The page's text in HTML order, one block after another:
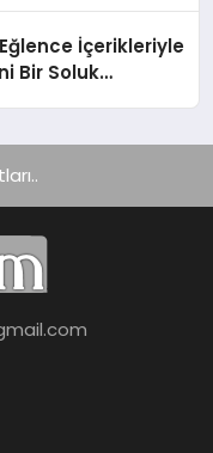
İçerikleriyle
Bir Soluk